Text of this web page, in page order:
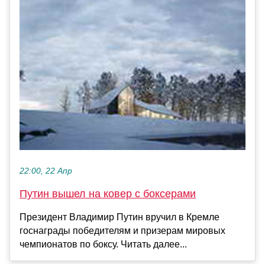
22:00, 22 Апр
Путин вышел на ковер с боксерами
Президент Владимир Путин вручил в Кремле
госнаграды победителям и призерам мировых
чемпионатов по боксу. Читать далее...